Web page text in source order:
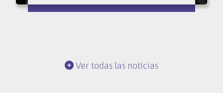
Ver todas las noticias